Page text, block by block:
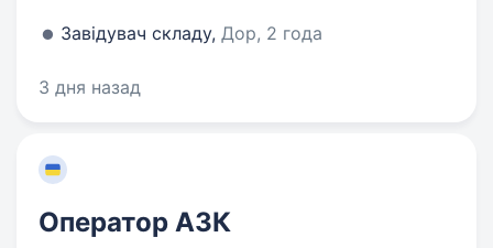
Завідувач складу, Дор, 2 года
3 дня назад
Оператор АЗК